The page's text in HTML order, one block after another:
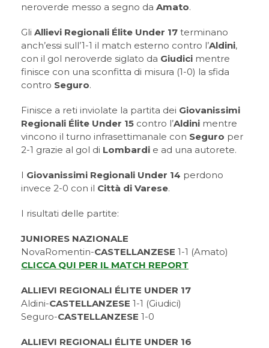
neroverde messo a segno da Amato.
Gli Allievi Regionali Élite Under 17 terminano
anch’essi sull’1-1 il match esterno contro l’Aldini,
con il gol neroverde siglato da Giudici mentre
finisce con una sconfitta di misura (1-0) la sfida
contro Seguro.
Finisce a reti inviolate la partita dei Giovanissimi
Regionali Élite Under 15 contro l’Aldini mentre
vincono il turno infrasettimanale con Seguro per
2-1 grazie al gol di Lombardi e ad una autorete.
I Giovanissimi Regionali Under 14 perdono
invece 2-0 con il Città di Varese.
I risultati delle partite:
JUNIORES NAZIONALE
NovaRomentin-CASTELLANZESE 1-1 (Amato)
CLICCA QUI PER IL MATCH REPORT
ALLIEVI REGIONALI ÉLITE UNDER 17
Aldini-CASTELLANZESE 1-1 (Giudici)
Seguro-CASTELLANZESE 1-0
ALLIEVI REGIONALI ÉLITE UNDER 16